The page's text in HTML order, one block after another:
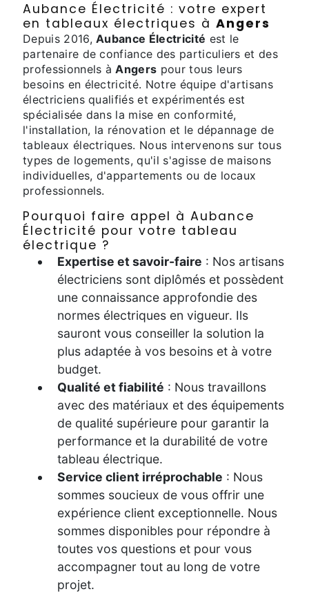
Aubance Électricité : votre expert
en tableaux électriques à Angers
Depuis 2016,Aubance Électricité est le
partenaire de confiance des particuliers et des
professionnels àAngers pour tous leurs
besoins en électricité. Notre équipe d'artisans
électriciens qualifiés et expérimentés est
spécialisée dans la mise en conformité,
l'installation, la rénovation et le dépannage de
tableaux électriques. Nous intervenons sur tous
types de logements, qu'il s'agisse de maisons
individuelles, d'appartements ou de locaux
professionnels.
Pourquoi faire appel à Aubance
Électricité pour votre tableau
électrique ?
Expertise et savoir-faire : Nos artisans
électriciens sont diplômés et possèdent
une connaissance approfondie des
normes électriques en vigueur. Ils
sauront vous conseiller la solution la
plus adaptée à vos besoins et à votre
budget.
Qualité et fiabilité : Nous travaillons
avec des matériaux et des équipements
de qualité supérieure pour garantir la
performance et la durabilité de votre
tableau électrique.
Service client irréprochable : Nous
sommes soucieux de vous offrir une
expérience client exceptionnelle. Nous
sommes disponibles pour répondre à
toutes vos questions et pour vous
accompagner tout au long de votre
projet.